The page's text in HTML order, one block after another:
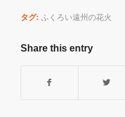
タグ: ふくろい遠州の花火
Share this entry